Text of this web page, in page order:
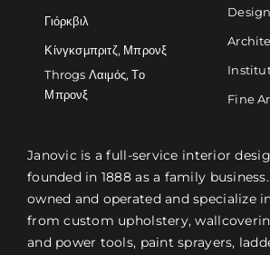
Γιόρκβιλ
Κίνγκσμπριτζ, Μπρονξ
Throgs Λαιμός, Το
Μπρονξ
Fine
Janovic is a full-service interior
founded in 1888 as a family
owned and operated and specialize
from custom upholstery,
and power tools, paint sprayers,